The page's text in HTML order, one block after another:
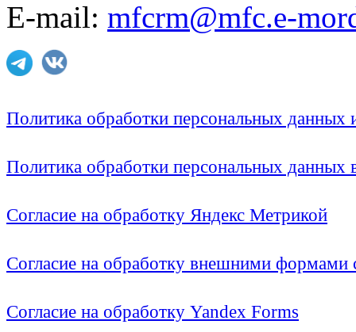
E-mail: mfcrm@mfc.e-
Политика обработки персональных
Политика обработки персональных
Согласие на обработку Яндекс Метрикой
Согласие на обработку внешними формами
Согласие на обработку Yandex Forms